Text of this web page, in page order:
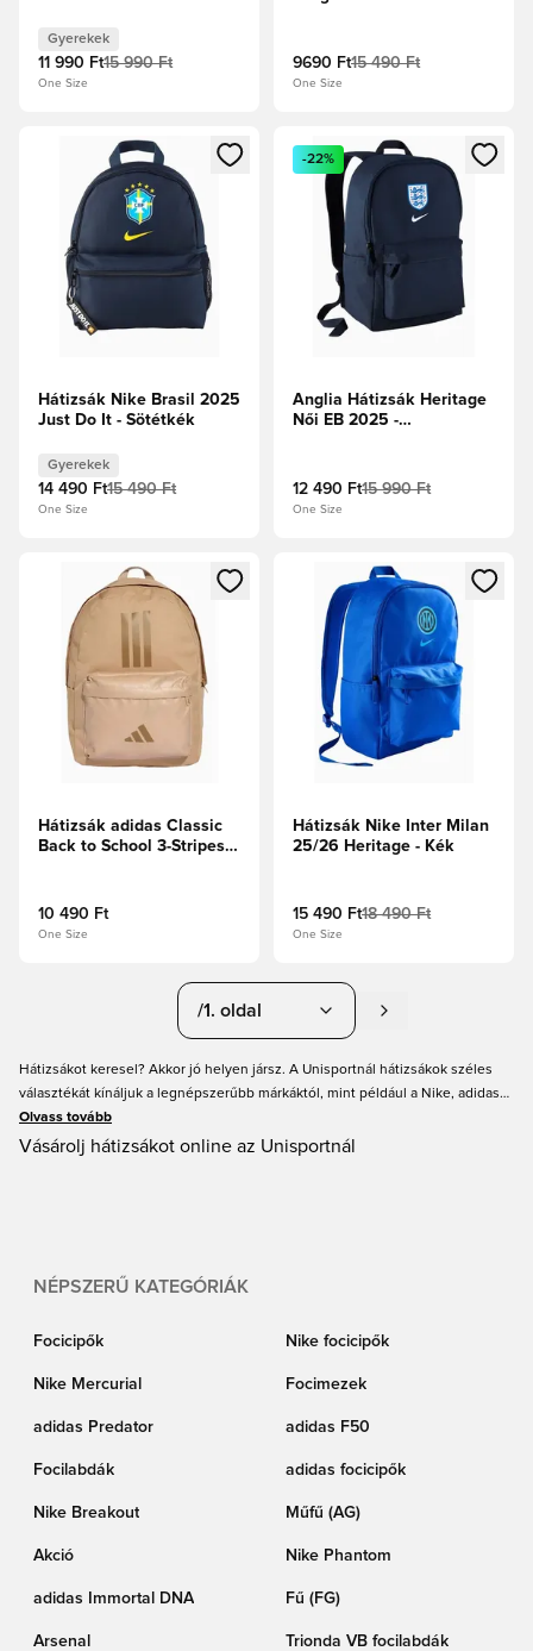
Gyerekek
11 990 Ft15 990 Ft
One Size
9690 Ft15 490 Ft
One Size
Megnyit egy modált a bejelentkezéshez vagy a tagként
Hátizsák Nike Brasil 2025
Just Do It - Sötétkék
Gyerekek
14 490 Ft15 490 Ft
One Size
Megnyit egy modált a
-22%
Anglia Hátizsák Heritage
Női EB 2025 -
12 490 Ft15 990 Ft
One Size
Megnyit egy modált a bejelentkezéshez vagy a tagként
Hátizsák adidas Classic
Back to School 3-Stripes -
10 490 Ft
One Size
Megnyit egy modált a
Hátizsák Nike Inter Milan
25/26 Heritage - Kék
15 490 Ft18 490 Ft
One Size
/1. oldal
Hátizsákot keresel? Akkor jó helyen jársz. A Unisportnál hátizsákok széles
választékát kínáljuk a legnépszerűbb márkáktól, mint például a Nike, adidas
és PUMA. A hátizsák tökéletes, ha könnyedén utazol, és rendszerezni
szeretnéd a legfontosabb dolgaidat. A Unisport hátizsákok széles választékát
Olvass tovább
Vásárolj hátizsákot online az Unisportnál
NÉPSZERŰ KATEGÓRIÁK
Focicipők Nike focicipők
Nike Mercurial Focimezek
adidas Predator adidas F50
Focilabdák adidas focicipők
Nike Breakout Műfű (AG)
Akció Nike Phantom
adidas Immortal DNA Fű (FG)
Arsenal Trionda VB focilabdák